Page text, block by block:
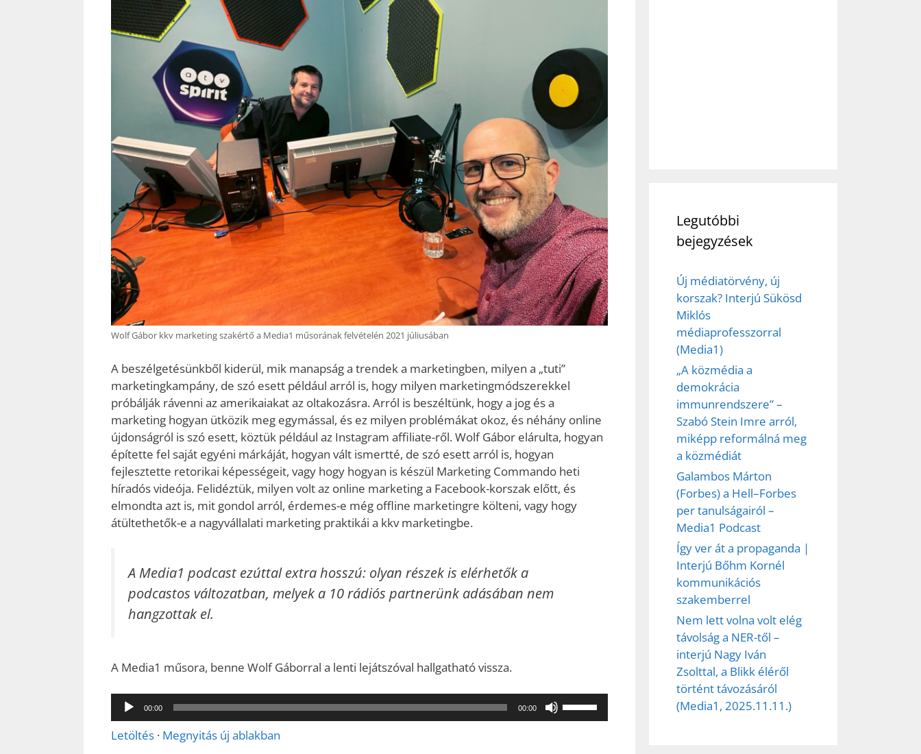
Wolf Gábor kkv marketing szakértő a Media1 műsorának felvételén 2021 júliusában
A beszélgetésünkből kiderül, mik manapság a trendek a marketingben, milyen a „tuti”
marketingkampány, de szó esett például arról is, hogy milyen marketingmódszerekkel
próbálják rávenni az amerikaiakat az oltakozásra. Arról is beszéltünk, hogy a jog és a
marketing hogyan ütközik meg egymással, és ez milyen problémákat okoz, és néhány online
újdonságról is szó esett, köztük például az Instagram affiliate-ről. Wolf Gábor elárulta, hogyan
építette fel saját egyéni márkáját, hogyan vált ismertté, de szó esett arról is, hogyan
fejlesztette retorikai képességeit, vagy hogy hogyan is készül Marketing Commando heti
híradós videója. Felidéztük, milyen volt az online marketing a Facebook-korszak előtt, és
elmondta azt is, mit gondol arról, érdemes-e még offline marketingre költeni, vagy hogy
átültethetők-e a nagyvállalati marketing praktikái a kkv marketingbe.
A Media1 podcast ezúttal extra hosszú: olyan részek is elérhetők a
podcastos változatban, melyek a 10 rádiós partnerünk adásában nem
hangzottak el.
A Media1 műsora, benne Wolf Gáborral a lenti lejátszóval hallgatható vissza.
Audió
lejátszó
00:00 00:00
hangerő
Letöltés · Megnyitás új ablakban
Legutóbbi
bejegyzések
Új médiatörvény, új
korszak? Interjú Sükösd
Miklós
médiaprofesszorral
(Media1)
„A közmédia a
demokrácia
immunrendszere” –
Szabó Stein Imre arról,
miképp reformálná meg
a közmédiát
Galambos Márton
(Forbes) a Hell–Forbes
per tanulságairól –
Media1 Podcast
Így ver át a propaganda |
Interjú Bőhm Kornél
kommunikációs
szakemberrel
Nem lett volna volt elég
távolság a NER-től –
interjú Nagy Iván
Zsolttal, a Blikk éléről
történt távozásáról
(Media1, 2025.11.11.)